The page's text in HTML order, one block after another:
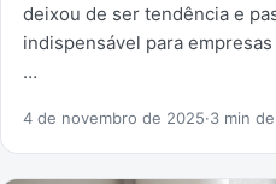
deixou de ser tendência e
indispensável para
…
4 de novembro de 2025·3 min